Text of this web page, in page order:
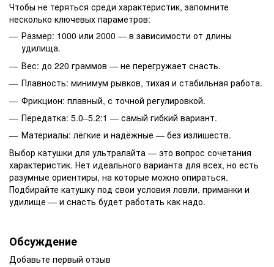
Чтобы не теряться среди характеристик, запомните
несколько ключевых параметров:
Размер: 1000 или 2000 — в зависимости от длины
удилища.
Вес: до 220 граммов — не перегружает снасть.
Плавность: минимум рывков, тихая и стабильная работа.
Фрикцион: плавный, с точной регулировкой.
Передатка: 5.0–5.2:1 — самый гибкий вариант.
Материалы: лёгкие и надёжные — без излишеств.
Выбор катушки для ультралайта — это вопрос сочетания
характеристик. Нет идеального варианта для всех, но есть
разумные ориентиры, на которые можно опираться.
Подбирайте катушку под свои условия ловли, приманки и
удилище — и снасть будет работать как надо.
Обсуждение
Добавьте первый отзыв